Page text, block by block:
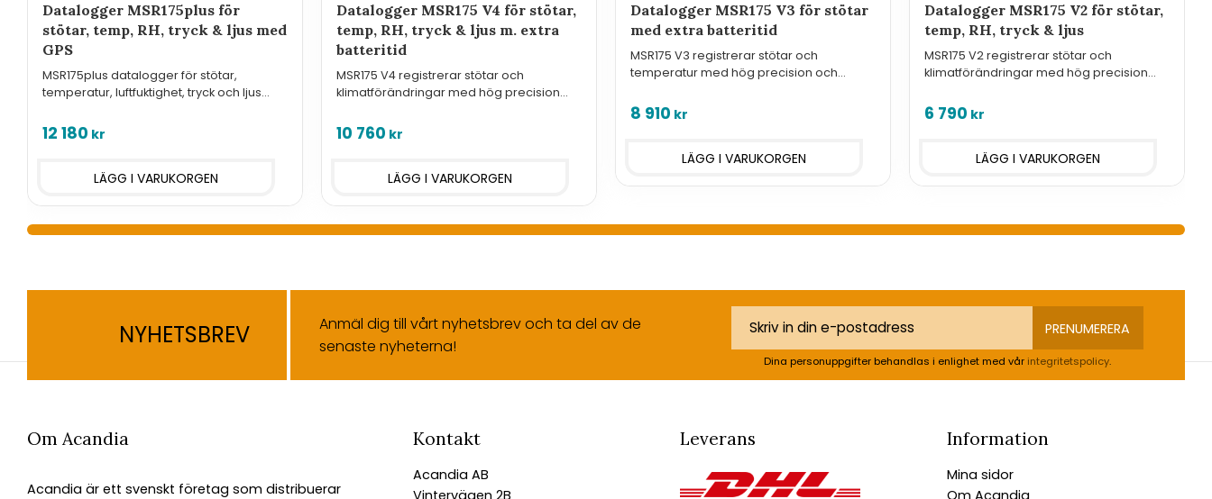
Datalogger MSR175plus för
stötar, temp, RH, tryck & ljus med
GPS
MSR175plus datalogger för stötar,
temperatur, luftfuktighet, tryck och ljus
lagrar över 4 miljoner mätvärden.
12 180 kr
Datalogger MSR175 V4 för stötar,
temp, RH, tryck & ljus m. extra
batteritid
MSR175 V4 registrerar stötar och
klimatförändringar med hög precision
Version med extra batteritid.
10 760 kr
Datalogger MSR175 V3 för stötar
med extra batteritid
MSR175 V3 registrerar stötar och
temperatur med hög precision och
version har extra batteritid.
8 910 kr
Datalogger MSR175 V2 för stötar,
temp, RH, tryck & ljus
MSR175 V2 registrerar stötar och
klimatförändringar med hög precision
enkel analys och rapportering
6 790 kr
NYHETSBREV
Anmäl dig till vårt nyhetsbrev och ta del av de
senaste nyheterna!
PRENUMERERA
Dina personuppgifter behandlas i enlighet med vår integritetspolicy.
Om Acandia
Acandia är ett svenskt företag som distribuerar
Kontakt
Acandia AB
Leverans Information
Mina sidor